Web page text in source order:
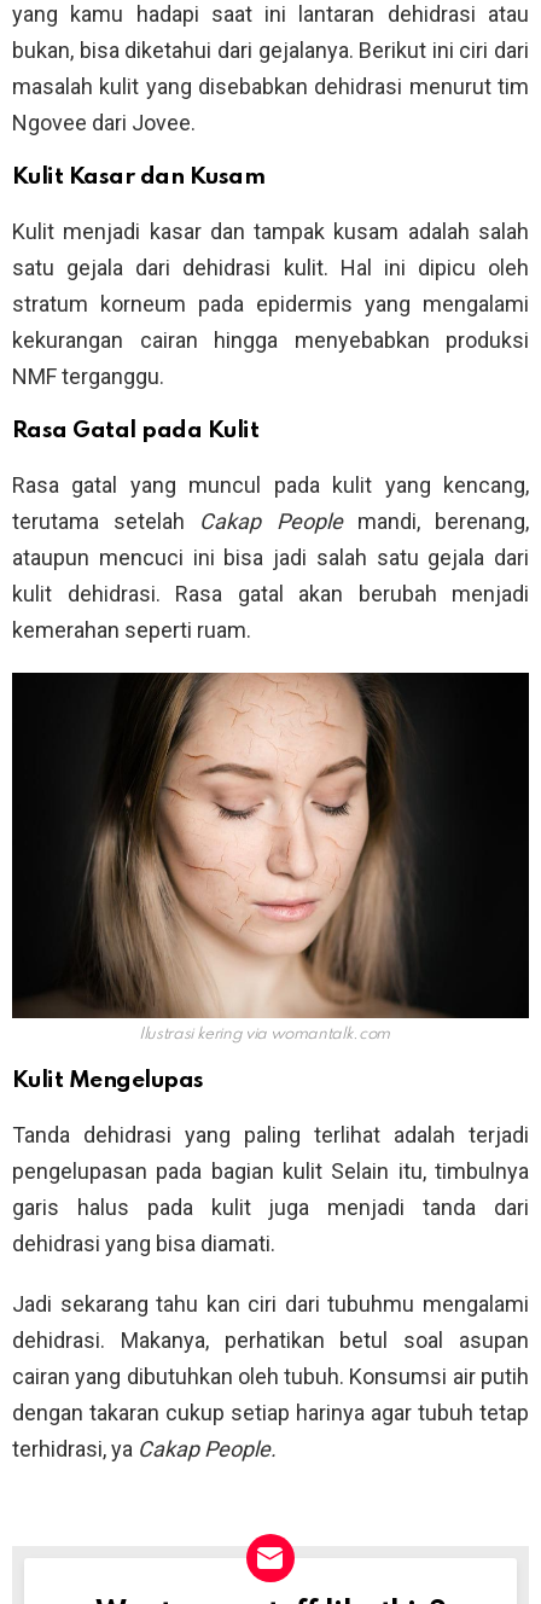
yang kamu hadapi saat ini lantaran dehidrasi atau
bukan, bisa diketahui dari gejalanya. Berikut ini ciri dari
masalah kulit yang disebabkan dehidrasi menurut tim
Ngovee dari Jovee.
Kulit Kasar dan Kusam
Kulit menjadi kasar dan tampak kusam adalah salah
satu gejala dari dehidrasi kulit. Hal ini dipicu oleh
stratum korneum pada epidermis yang mengalami
kekurangan cairan hingga menyebabkan produksi
NMF terganggu.
Rasa Gatal pada Kulit
Rasa gatal yang muncul pada kulit yang kencang,
terutama setelah Cakap Peoplemandi, berenang,
ataupun mencuci ini bisa jadi salah satu gejala dari
kulit dehidrasi. Rasa gatal akan berubah menjadi
kemerahan seperti ruam.
Ilustrasi kering via womantalk.com
Kulit Mengelupas
Tanda dehidrasi yang paling terlihat adalah terjadi
pengelupasan pada bagian kulit Selain itu, timbulnya
garis halus pada kulit juga menjadi tanda dari
dehidrasi yang bisa diamati.
Jadi sekarang tahu kan ciri dari tubuhmu mengalami
dehidrasi. Makanya, perhatikan betul soal asupan
cairan yang dibutuhkan oleh tubuh. Konsumsi air putih
dengan takaran cukup setiap harinya agar tubuh tetap
terhidrasi, ya Cakap People.